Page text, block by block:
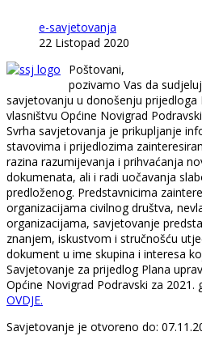
e-savjetovanja
22 Listopad 2020
Poštovani,
pozivamo Vas da
savjetovanju u donošenju
vlasništvu Općine Novigrad
Svrha savjetovanja je prikupljanje
stavovima i prijedlozima
razina razumijevanja i prihvaćanja
dokumenata, ali i radi uočavanja
predloženog. Predstavnicima
organizacijama civilnog društva,
organizacijama, savjetovanje
znanjem, iskustvom i stručnošću
dokument u ime skupina i interesa
Savjetovanje za prijedlog Plana
Općine Novigrad Podravski za
OVDJE.
Savjetovanje je otvoreno do: